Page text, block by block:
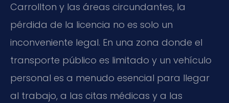
Carrollton y las áreas circundantes, la
pérdida de la licencia no es solo un
inconveniente legal. En una zona donde el
transporte público es limitado y un vehículo
personal es a menudo esencial para llegar
al trabajo, a las citas médicas y a las